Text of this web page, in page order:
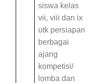
siswa kelas
vii, viii dan ix
utk persiapan
berbagai
ajang
kompetisi/
lomba dan